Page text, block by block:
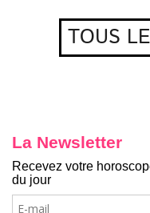
TOUS
La Newsletter
Recevez votre
du jour
E-